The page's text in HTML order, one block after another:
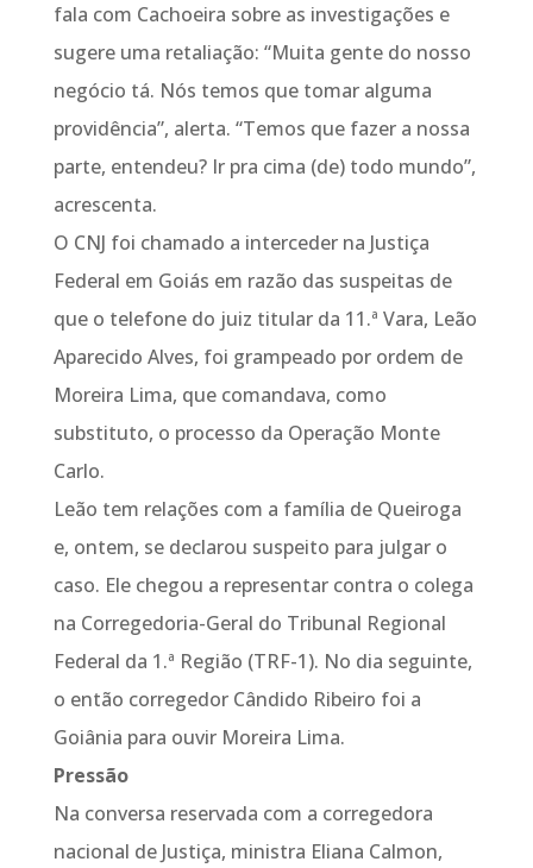
fala com Cachoeira sobre as investigações e
sugere uma retaliação: “Muita gente do nosso
negócio tá. Nós temos que tomar alguma
providência”, alerta. “Temos que fazer a nossa
parte, entendeu? Ir pra cima (de) todo mundo”,
acrescenta.
O CNJ foi chamado a interceder na Justiça
Federal em Goiás em razão das suspeitas de
que o telefone do juiz titular da 11.ª Vara, Leão
Aparecido Alves, foi grampeado por ordem de
Moreira Lima, que comandava, como
substituto, o processo da Operação Monte
Carlo.
Leão tem relações com a família de Queiroga
e, ontem, se declarou suspeito para julgar o
caso. Ele chegou a representar contra o colega
na Corregedoria-Geral do Tribunal Regional
Federal da 1.ª Região (TRF-1). No dia seguinte,
o então corregedor Cândido Ribeiro foi a
Goiânia para ouvir Moreira Lima.
Pressão
Na conversa reservada com a corregedora
nacional de Justiça, ministra Eliana Calmon,